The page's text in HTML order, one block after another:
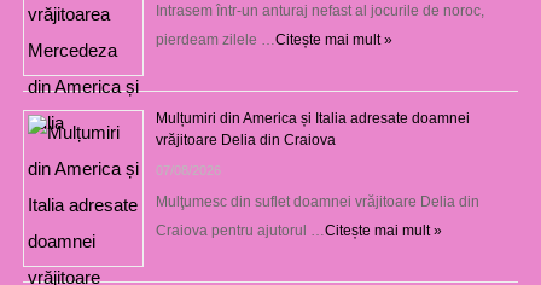
Intrasem într-un anturaj nefast al jocurile de noroc,
pierdeam zilele …Citește mai mult »
Mulțumiri din America și Italia adresate doamnei
vrăjitoare Delia din Craiova
07/08/2026
Mulţumesc din suflet doamnei vrăjitoare Delia din
Craiova pentru ajutorul …Citește mai mult »